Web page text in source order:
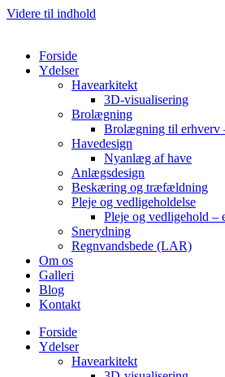
Videre til indhold
Forside
Ydelser
Havearkitekt
3D-visualisering
Brolægning
Brolægning til erhverv
Havedesign
Nyanlæg af have
Anlægsdesign
Beskæring og træfældning
Pleje og vedligeholdelse
Pleje og vedligehold –
Snerydning
Regnvandsbede (LAR)
Om os
Galleri
Blog
Kontakt
Forside
Ydelser
Havearkitekt